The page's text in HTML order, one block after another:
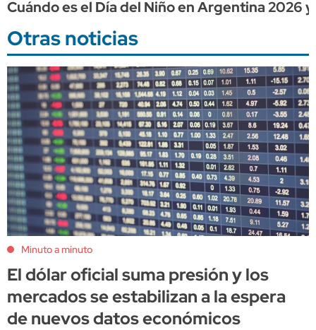
Cuándo es el Día del Niño en Argentina 2026
Otras noticias
Minuto a minuto
El dólar oficial suma presión y los
mercados se estabilizan a la espera
de nuevos datos económicos